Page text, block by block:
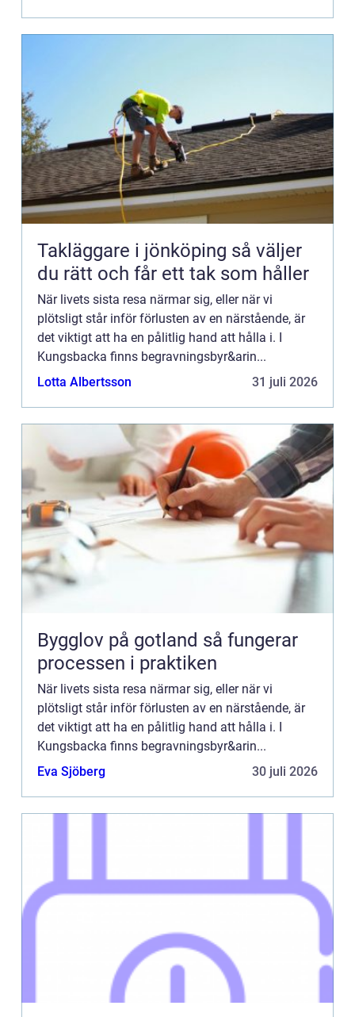
Takläggare i jönköping så väljer
du rätt och får ett tak som håller
När livets sista resa närmar sig, eller när vi
plötsligt står inför förlusten av en närstående, är
det viktigt att ha en pålitlig hand att hålla i. I
Kungsbacka finns begravningsbyr&arin...
Lotta Albertsson
31 juli 2026
Bygglov på gotland så fungerar
processen i praktiken
När livets sista resa närmar sig, eller när vi
plötsligt står inför förlusten av en närstående, är
det viktigt att ha en pålitlig hand att hålla i. I
Kungsbacka finns begravningsbyr&arin...
Eva Sjöberg
30 juli 2026